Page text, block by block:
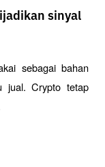
sinyal
sebagai bahan
jual. Crypto tetap